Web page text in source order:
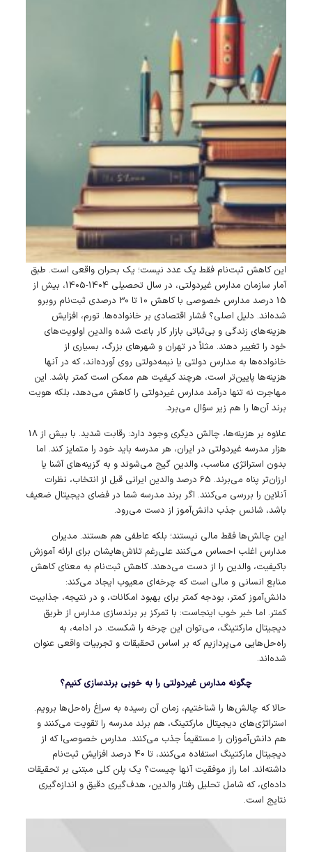
این کاهش ثبت‌نام فقط یک عدد نیست؛ یک بحران واقعی است. طبق
آمار سازمان مدارس غیردولتی، در سال تحصیلی 1404-1405، بیش از
15 درصد مدارس خصوصی با کاهش 10 تا 30 درصدی ثبت‌نام روبرو
شده‌اند. دلیل اصلی؟ فشار اقتصادی بر خانواده‌ها. تورم، افزایش
هزینه‌های زندگی و بی‌ثباتی بازار کار باعث شده والدین اولویت‌های
خود را تغییر دهند. مثلاً در تهران و شهرهای بزرگ، بسیاری از
خانواده‌ها به مدارس دولتی یا نیمه‌دولتی روی آورده‌اند، که در آنها
هزینه‌ها پایین‌تر است، هرچند کیفیت هم ممکن است کمتر باشد. این
مهاجرت نه تنها درآمد مدارس غیردولتی را کاهش می‌دهد، بلکه هویت
برند آن‌ها را هم زیر سؤال می‌برد.
علاوه بر هزینه‌ها، چالش دیگری وجود دارد: رقابت شدید. با بیش از 18
هزار مدرسه غیردولتی در ایران، هر مدرسه باید خود را متمایز کند. اما
بدون استراتژی مناسب، والدین گیج می‌شوند و به گزینه‌های آشنا یا
ارزان‌تر پناه می‌برند. 65 درصد والدین ایرانی قبل از انتخاب، نظرات
آنلاین را بررسی می‌کنند. اگر برند مدرسه شما در فضای دیجیتال ضعیف
باشد، شانس جذب دانش‌آموز از دست می‌رود.
این چالش‌ها فقط مالی نیستند؛ بلکه عاطفی هم هستند. مدیران
مدارس اغلب احساس می‌کنند علی‌رغم تلاش‌هایشان برای ارائه آموزش
باکیفیت، والدین را از دست می‌دهند. کاهش ثبت‌نام به معنای کاهش
منابع انسانی و مالی است که چرخه‌ای معیوب ایجاد می‌کند:
دانش‌آموز کمتر، بودجه کمتر برای بهبود امکانات، و در نتیجه، جذابیت
کمتر. اما خبر خوب اینجاست: با تمرکز بر برندسازی مدارس از طریق
دیجیتال مارکتینگ، می‌توان این چرخه را شکست. در ادامه، به
راه‌حل‌هایی می‌پردازیم که بر اساس تحقیقات و تجربیات واقعی عنوان
شده‌اند.
چگونه مدارس غیردولتی را به خوبی برندسازی کنیم؟
حالا که چالش‌ها را شناختیم، زمان آن رسیده به سراغ راه‌حل‌ها برویم.
استراتژی‌های دیجیتال مارکتینگ، هم برند مدرسه را تقویت می‌کنند و
هم دانش‌آموزان را مستقیماً جذب می‌کنند. مدارس خصوصی‌ا که از
دیجیتال مارکتینگ استفاده می‌کنند، تا 40 درصد افزایش ثبت‌نام
داشته‌اند. اما راز موفقیت آنها چیست؟ یک پلن کلی مبتنی بر تحقیقات
داده‌ای، که شامل تحلیل رفتار والدین، هدف‌گیری دقیق و اندازه‌گیری
نتایج است.